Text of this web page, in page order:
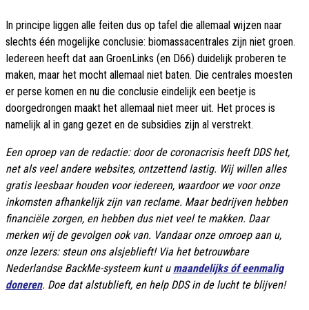
In principe liggen alle feiten dus op tafel die allemaal wijzen naar
slechts één mogelijke conclusie: biomassacentrales zijn niet groen.
Iedereen heeft dat aan GroenLinks (en D66) duidelijk proberen te
maken, maar het mocht allemaal niet baten. Die centrales moesten
er perse komen en nu die conclusie eindelijk een beetje is
doorgedrongen maakt het allemaal niet meer uit. Het proces is
namelijk al in gang gezet en de subsidies zijn al verstrekt.
Een oproep van de redactie: door de coronacrisis heeft DDS het,
net als veel andere websites, ontzettend lastig. Wij willen alles
gratis leesbaar houden voor iedereen, waardoor we voor onze
inkomsten afhankelijk zijn van reclame. Maar bedrijven hebben
financiële zorgen, en hebben dus niet veel te makken. Daar
merken wij de gevolgen ook van. Vandaar onze omroep aan u,
onze lezers: steun ons alsjeblieft! Via het betrouwbare
Nederlandse BackMe-systeem kunt u maandelijks óf eenmalig
doneren. Doe dat alstublieft, en help DDS in de lucht te blijven!